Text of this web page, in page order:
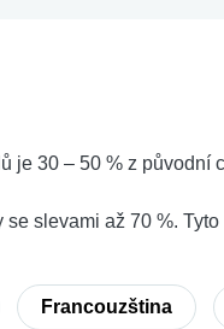
je 30 – 50 % z původní
se slevami až 70 %.
Francouzština